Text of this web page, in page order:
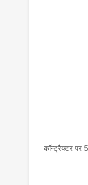
कॉन्ट्रैक्टर पर